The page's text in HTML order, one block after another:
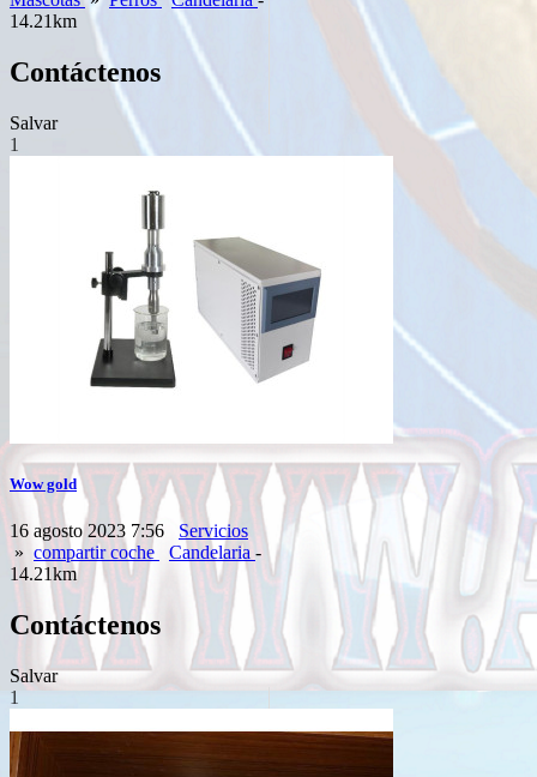
14.21km
Contáctenos
Salvar
1
Wow gold
16 agosto 2023 7:56
Servicios
» compartir coche Candelaria -
14.21km
Contáctenos
Salvar
1